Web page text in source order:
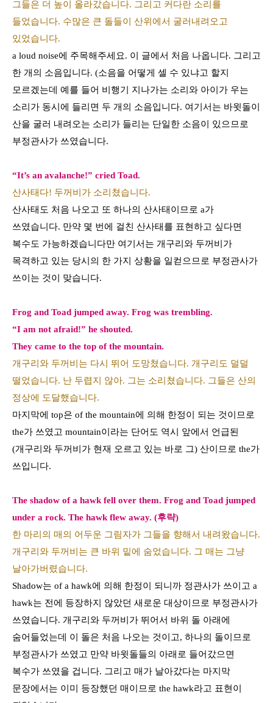
그들은 더 높이 올라갔습니다. 그리고 커다란 소리를
들었습니다. 수많은 큰 돌들이 산위에서 굴러내려오고
있었습니다.
a loud noise에 주목해주세요. 이 글에서 처음 나옵니다. 그리고
한 개의 소음입니다. (소음을 어떻게 셀 수 있냐고 할지
모르겠는데 예를 들어 비행기 지나가는 소리와 아이가 우는
소리가 동시에 들리면 두 개의 소음입니다. 여기서는 바윗돌이
산을 굴러 내려오는 소리가 들리는 단일한 소음이 있으므로
부정관사가 쓰였습니다.
“It’s an avalanche!” cried Toad.
산사태다! 두꺼비가 소리쳤습니다.
산사태도 처음 나오고 또 하나의 산사태이므로 a가
쓰였습니다. 만약 몇 번에 걸친 산사태를 표현하고 싶다면
복수도 가능하겠습니다만 여기서는 개구리와 두꺼비가
목격하고 있는 당시의 한 가지 상황을 일컫으므로 부정관사가
쓰이는 것이 맞습니다.
Frog and Toad jumped away. Frog was trembling.
“I am not afraid!” he shouted.
They came to the top of the mountain.
개구리와 두꺼비는 다시 뛰어 도망쳤습니다. 개구리도 덜덜
떨었습니다. 난 두렵지 않아. 그는 소리쳤습니다. 그들은 산의
정상에 도달했습니다.
마지막에 top은 of the mountain에 의해 한정이 되는 것이므로
the가 쓰였고 mountain이라는 단어도 역시 앞에서 언급된
(개구리와 두꺼비가 현재 오르고 있는 바로 그) 산이므로 the가
쓰입니다.
The shadow of a hawk fell over them. Frog and Toad jumped
under a rock. The hawk flew away. (후략)
한 마리의 매의 어두운 그림자가 그들을 향해서 내려왔습니다.
개구리와 두꺼비는 큰 바위 밑에 숨었습니다. 그 매는 그냥
날아가버렸습니다.
Shadow는 of a hawk에 의해 한정이 되니까 정관사가 쓰이고 a
hawk는 전에 등장하지 않았던 새로운 대상이므로 부정관사가
쓰였습니다. 개구리와 두꺼비가 뛰어서 바위 돌 아래에
숨어들었는데 이 돌은 처음 나오는 것이고, 하나의 돌이므로
부정관사가 쓰였고 만약 바윗돌들의 아래로 들어갔으면
복수가 쓰였을 겁니다. 그리고 매가 날아갔다는 마지막
문장에서는 이미 등장했던 매이므로 the hawk라고 표현이